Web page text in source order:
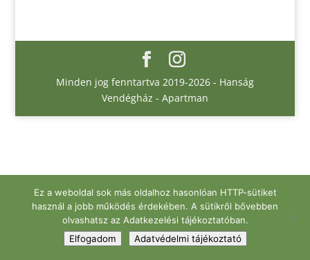
Minden jog fenntartva 2019-2026 - Hanság
Vendégház - Apartman
Ez a weboldal sok más oldalhoz hasonlóan HTTP-sütiket
használ a jobb működés érdekében. A sütikről bővebben
olvashatsz az Adatkezelési tájékoztatóban.
Elfogadom
Adatvédelmi tájékoztató